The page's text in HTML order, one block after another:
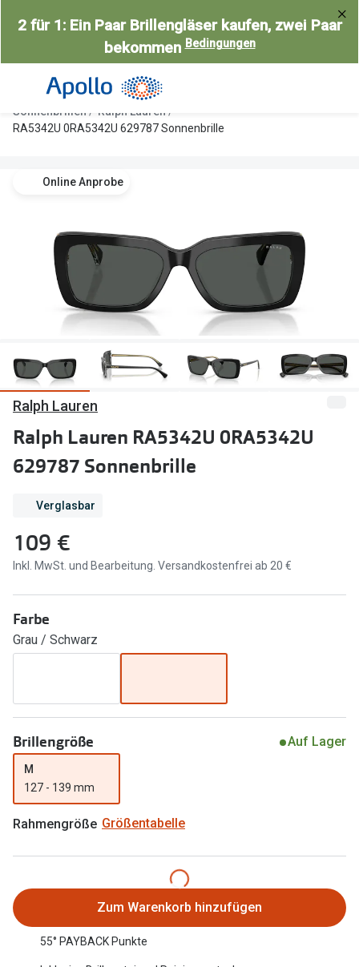
zum2 für 1: Ein Paar Brillengläser kaufen, zwei Paar
bekommen Bedingungen
Alle Brillen
Damen
Herren
Gleitsicht
Selbsttönende Brillen
Lesebrillen
Weitere Kategorien
Brillen Sale
Marken
Ray-Ban
DbyD
Prada
Seen
Miu Miu
alle Marken
Ratgeber
Gleitsicht Ratgeber
Alle Brillen Ratgeber
Angebote
Brillen 2 für 1
20% auf selbsttönende Gläser
Back to School: 50% auf die zweite Kinderbrille
Nuance Audio Brille
Ray-Ban Meta
Mit
Weitere
Ray-Ban
Oakley
Zubehör
Sonnenbrillen
Ralph Lauren
RA5342U 0RA5342U 629787 Sonnenbrille
Online Anprobe
Ralph Lauren
Ralph Lauren RA5342U 0RA5342U
629787 Sonnenbrille
Verglasbar
109 €
Inkl. MwSt. und Bearbeitung. Versandkostenfrei ab 20 €
Farbe
Grau / Schwarz
Brillengröße Auf Lager
M
127 - 139 mm
Rahmengröße Größentabelle
Zum Warenkorb hinzufügen
55° PAYBACK Punkte